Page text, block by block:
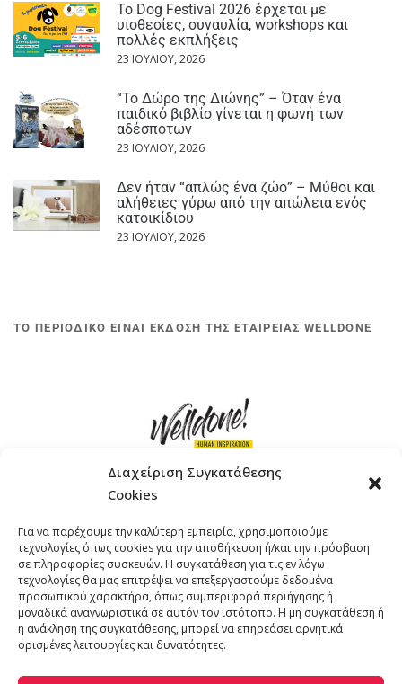
Διαχείριση Συγκατάθεσης
Cookies
Για να παρέχουμε την καλύτερη εμπειρία, χρησιμοποιούμε
τεχνολογίες όπως cookies για την αποθήκευση ή/και την πρόσβαση
σε πληροφορίες συσκευών. Η συγκατάθεση για τις εν λόγω
τεχνολογίες θα μας επιτρέψει να επεξεργαστούμε δεδομένα
προσωπικού χαρακτήρα, όπως συμπεριφορά περιήγησης ή
μοναδικά αναγνωριστικά σε αυτόν τον ιστότοπο. Η μη συγκατάθεση ή
η ανάκληση της συγκατάθεσης, μπορεί να επηρεάσει αρνητικά
ορισμένες λειτουργίες και δυνατότητες.
Το Dog Festival 2026 έρχεται με
υιοθεσίες, συναυλία, workshops και
πολλές εκπλήξεις
23 ΙΟΥΛΊΟΥ, 2026
“Το Δώρο της Διώνης” – Όταν ένα
παιδικό βιβλίο γίνεται η φωνή των
αδέσποτων
23 ΙΟΥΛΊΟΥ, 2026
Δεν ήταν “απλώς ένα ζώο” – Μύθοι και
αλήθειες γύρω από την απώλεια ενός
κατοικίδιου
23 ΙΟΥΛΊΟΥ, 2026
ΤΟ ΠΕΡΙΟΔΙΚΟ ΕΙΝΑΙ ΕΚΔΟΣΗ ΤΗΣ ΕΤΑΙΡΕΙΑΣ WELLDONE
ΤΗΛΕΦΩΝΟ: +30 211 4021758
EMAIL:info@welldone.com.gr